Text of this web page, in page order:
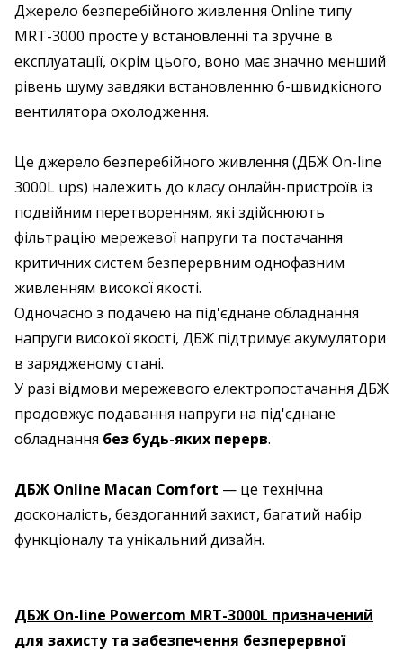
Джерело безперебійного живлення Online типу
MRT-3000 просте у встановленні та зручне в
експлуатації, окрім цього, воно має значно менший
рівень шуму завдяки встановленню 6-швидкісного
вентилятора охолодження.
Це джерело безперебійного живлення (ДБЖ On-line
3000L ups) належить до класу онлайн-пристроїв із
подвійним перетворенням, які здійснюють
фільтрацію мережевої напруги та постачання
критичних систем безперервним однофазним
живленням високої якості.
Одночасно з подачею на під'єднане обладнання
напруги високої якості, ДБЖ підтримує акумулятори
в зарядженому стані.
У разі відмови мережевого електропостачання ДБЖ
продовжує подавання напруги на під'єднане
обладнання без будь-яких перерв.
ДБЖ Online Macan Comfort — це технічна
досконалість, бездоганний захист, багатий набір
функціоналу та унікальний дизайн.
ДБЖ On-line Powercom MRT-3000L призначений
для захисту та забезпечення безперервної